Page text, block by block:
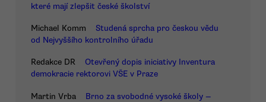
které mají zlepšit české školství
Michael Komm
Studená sprcha pro českou vědu
od Nejvyššího kontrolního úřadu
Redakce DR
Otevřený dopis iniciativy Inventura
demokracie rektorovi VŠE v Praze
Martin Vrba
Brno za svobodné vysoké školy —